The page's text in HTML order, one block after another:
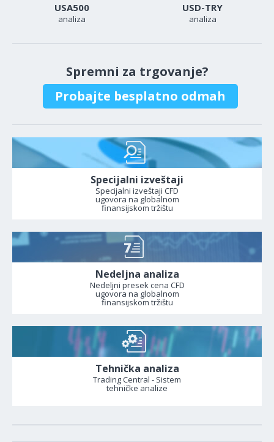
USA500
analiza
USD-TRY
analiza
Spremni za trgovanje?
Probajte besplatno odmah
Specijalni izveštaji
Specijalni izveštaji CFD
ugovora na globalnom
finansijskom tržištu
Nedeljna analiza
Nedeljni presek cena CFD
ugovora na globalnom
finansijskom tržištu
Tehnička analiza
Trading Central - Sistem
tehničke analize